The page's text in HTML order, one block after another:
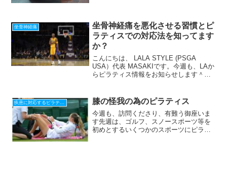
す。日本では、肩が痛いと『四十肩、五
十...
坐骨神経痛
坐骨神経痛を悪化させる習慣とピ
ラティスでの対応法を知ってます
か？
こんにちは、 LALA STYLE (PSGA
USA）代表 MASAKIです。今週も、LAか
らピラティス情報をお知らせします＾＾
「坐骨神経痛の為のピラティス」ワー
ク...
疾患に対応するピラティス 膝の怪我の為のピラティス
今週も、訪問くださり、有難う御座いま
す先週は、ゴルフ、スノースポーツ等を
初めとするいくつかのスポーツにピラテ